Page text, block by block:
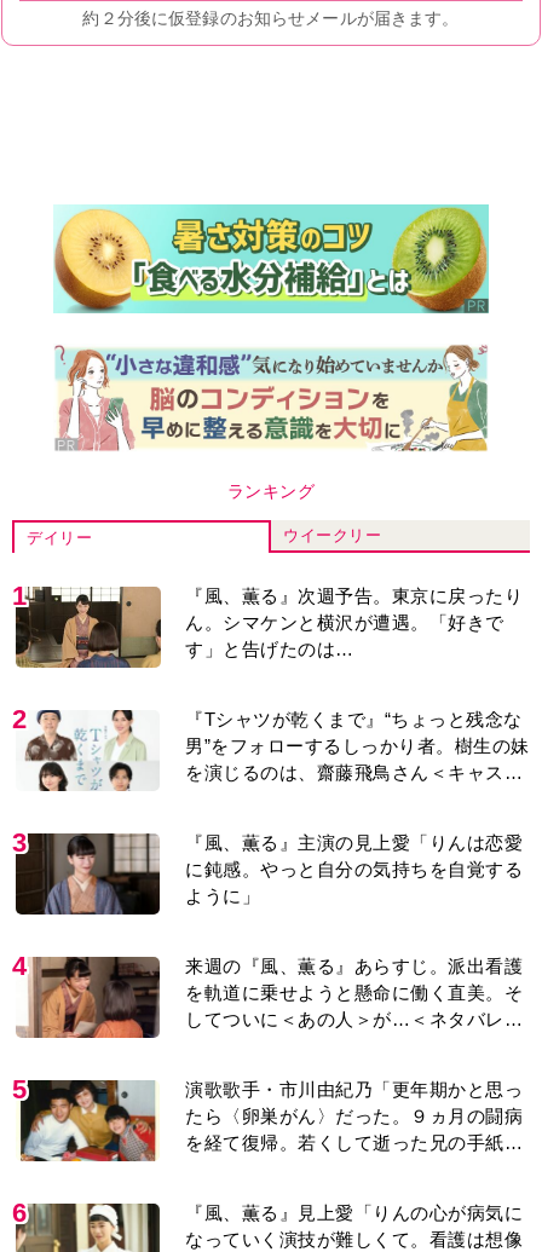
ランキング
デイリー ウイークリー
1
『風、薫る』次週予告。東京に戻ったり
ん。シマケンと横沢が遭遇。「好きで
す」と告げたのは…
2
『Tシャツが乾くまで』“ちょっと残念な
男”をフォローするしっかり者。樹生の妹
を演じるのは、齋藤飛鳥さん＜キャスト
3
『風、薫る』主演の見上愛「りんは恋愛
に鈍感。やっと自分の気持ちを自覚する
ように」
4
来週の『風、薫る』あらすじ。派出看護
を軌道に乗せようと懸命に働く直美。そ
してついに＜あの人＞が…＜ネタバレあ
5
演歌歌手・市川由紀乃「更年期かと思っ
たら〈卵巣がん〉だった。９ヵ月の闘病
を経て復帰。若くして逝った兄の手紙を
6
『風、薫る』見上愛「りんの心が病気に
なっていく演技が難しくて。看護は想像